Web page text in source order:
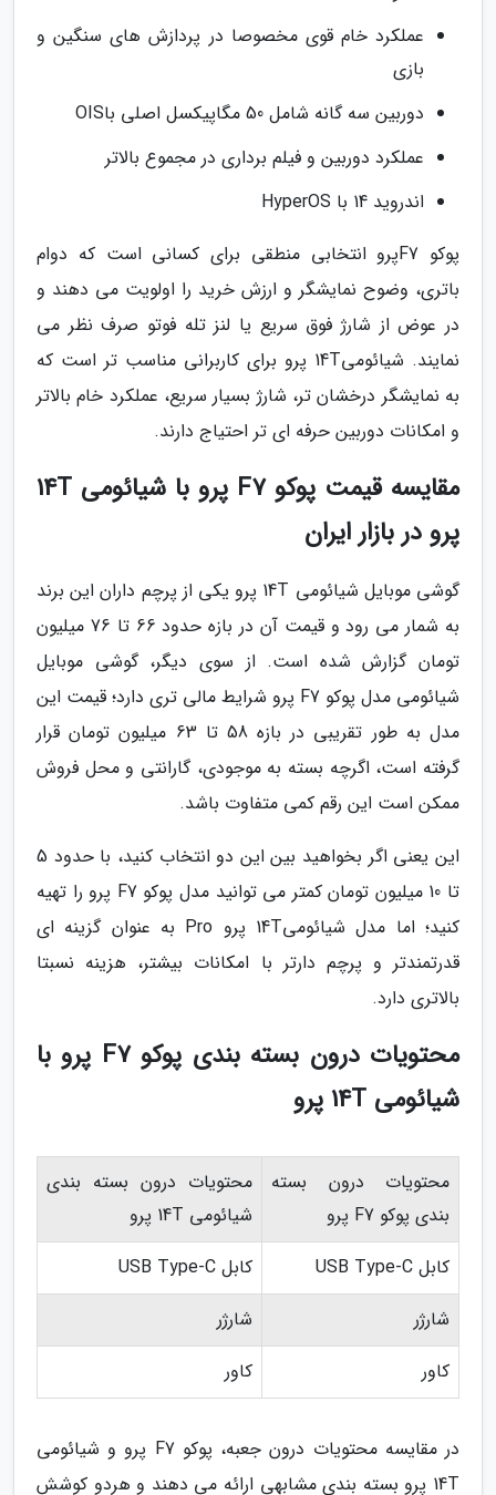
عملکرد خام قوی مخصوصا در پردازش های سنگین و
بازی
دوربین سه گانه شامل 50 مگاپیکسل اصلی باOIS
عملکرد دوربین و فیلم برداری در مجموع بالاتر
اندروید 14 با HyperOS
پوکو F7پرو انتخابی منطقی برای کسانی است که دوام
باتری، وضوح نمایشگر و ارزش خرید را اولویت می دهند و
در عوض از شارژ فوق سریع یا لنز تله فوتو صرف نظر می
نمایند. شیائومی14T پرو برای کاربرانی مناسب تر است که
به نمایشگر درخشان تر، شارژ بسیار سریع، عملکرد خام بالاتر
و امکانات دوربین حرفه ای تر احتیاج دارند.
مقایسه قیمت پوکو F7 پرو با شیائومی 14T
پرو در بازار ایران
گوشی موبایل شیائومی 14T پرو یکی از پرچم داران این برند
به شمار می رود و قیمت آن در بازه حدود 66 تا 76 میلیون
تومان گزارش شده است. از سوی دیگر، گوشی موبایل
شیائومی مدل پوکو F7 پرو شرایط مالی تری دارد؛ قیمت این
مدل به طور تقریبی در بازه 58 تا 63 میلیون تومان قرار
گرفته است، اگرچه بسته به موجودی، گارانتی و محل فروش
ممکن است این رقم کمی متفاوت باشد.
این یعنی اگر بخواهید بین این دو انتخاب کنید، با حدود 5
تا 10 میلیون تومان کمتر می توانید مدل پوکو F7 پرو را تهیه
کنید؛ اما مدل شیائومی14T پرو Pro به عنوان گزینه ای
قدرتمندتر و پرچم دارتر با امکانات بیشتر، هزینه نسبتا
بالاتری دارد.
محتویات درون بسته بندی پوکو F7 پرو با
شیائومی 14T پرو
محتویات درون بسته
بندی پوکو F7 پرو
محتویات درون بسته بندی
شیائومی 14T پرو
کابل USB Type-C
کابل USB Type-C
شارژر
شارژر
کاور
کاور
در مقایسه محتویات درون جعبه، پوکو F7 پرو و شیائومی
14T پرو بسته بندی مشابهی ارائه می دهند و هردو کوشش